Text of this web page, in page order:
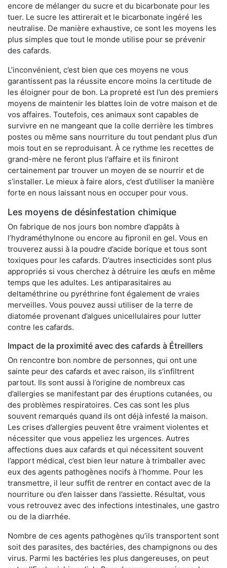
encore de mélanger du sucre et du bicarbonate pour les
tuer. Le sucre les attirerait et le bicarbonate ingéré les
neutralise. De manière exhaustive, ce sont les moyens les
plus simples que tout le monde utilise pour se prévenir
des cafards.
L’inconvénient, c’est bien que ces moyens ne vous
garantissent pas la réussite encore moins la certitude de
les éloigner pour de bon. La propreté est l’un des premiers
moyens de maintenir les blattes loin de votre maison et de
vos affaires. Toutefois, ces animaux sont capables de
survivre en ne mangeant que la colle derrière les timbres
postes ou même sans nourriture du tout pendant plus d’un
mois tout en se reproduisant. À ce rythme les recettes de
grand-mère ne feront plus l'affaire et ils finiront
certainement par trouver un moyen de se nourrir et de
s’installer. Le mieux à faire alors, c’est d’utiliser la manière
forte en nous laissant nous en occuper pour vous.
Les moyens de désinfestation chimique
On fabrique de nos jours bon nombre d’appâts à
l’hydraméthylnone ou encore au fipronil en gel. Vous en
trouverez aussi à la poudre d’acide borique et tous sont
toxiques pour les cafards. D’autres insecticides sont plus
appropriés si vous cherchez à détruire les œufs en même
temps que les adultes. Les antiparasitaires au
deltaméthrine ou pyréthrine font également de vraies
merveilles. Vous pouvez aussi utiliser de la terre de
diatomée provenant d’algues unicellulaires pour lutter
contre les cafards.
Impact de la proximité avec des cafards à Étreillers
On rencontre bon nombre de personnes, qui ont une
sainte peur des cafards et avec raison, ils s’infiltrent
partout. Ils sont aussi à l’origine de nombreux cas
d’allergies se manifestant par des éruptions cutanées, ou
des problèmes respiratoires. Ces cas sont les plus
souvent remarqués quand ils ont déjà infesté la maison.
Les crises d’allergies peuvent être vraiment violentes et
nécessiter que vous appeliez les urgences. Autres
affections dues aux cafards et qui nécessitent souvent
l’apport médical, c’est bien leur nature à trimballer avec
eux des agents pathogènes nocifs à l’homme. Pour les
transmettre, il leur suffit de rentrer en contact avec de la
nourriture ou d’en laisser dans l’assiette. Résultat, vous
vous retrouvez avec des infections intestinales, une gastro
ou de la diarrhée.
Nombre de ces agents pathogènes qu’ils transportent sont
soit des parasites, des bactéries, des champignons ou des
virus. Parmi les bactéries les plus dangereuses, on peut